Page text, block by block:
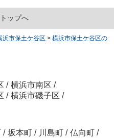
ップへ
浜市保土ケ谷区 > 横浜市保土ケ谷区の
/ 横浜市南区 /
/ 横浜市磯子区 /
/ 坂本町 / 川島町 / 仏向町 /